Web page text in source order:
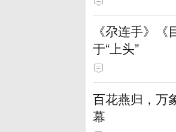
《尕连手》
于“上头”
百花燕归，万
幕